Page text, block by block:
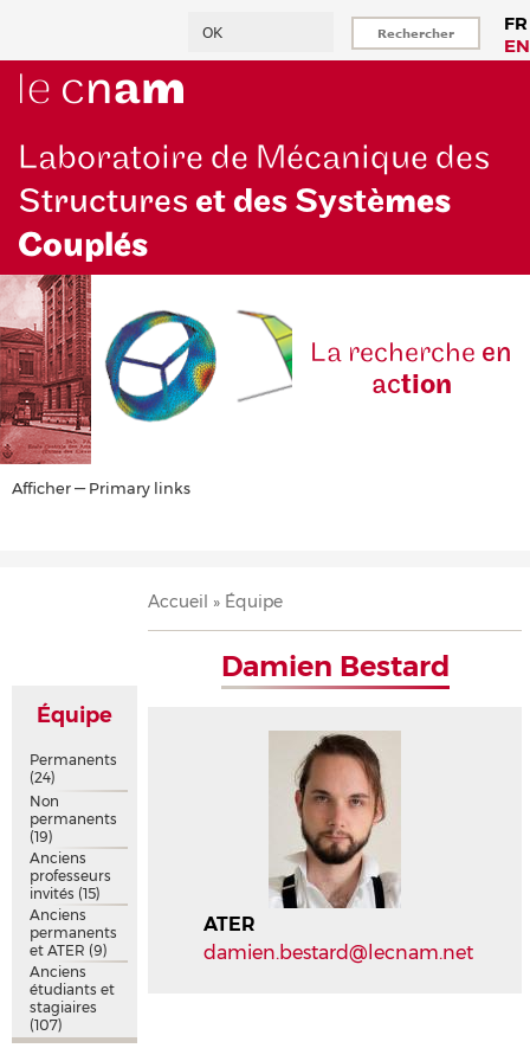
principal
FR
EN
Laboratoire de Mécanique des
Structures et des Systèmes
Couplés
La recherche en
action
Primary
Afficher — Primary links
Fil
d'Ariane
Accueil Équipe
Damien Bestard
ATER
damien.bestard@lecnam.net
Équipe
Permanents
(24)
Non
permanents
(19)
Anciens
professeurs
invités (15)
Anciens
permanents
et ATER (9)
Anciens
étudiants et
stagiaires
(107)